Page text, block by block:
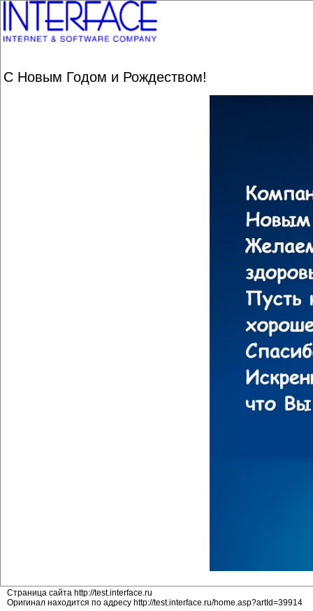
С Новым Годом и Рождеством!
Страница сайта http://test.interface.ru
Оригинал находится по адресу http://test.interface.ru/home.asp?artId=39914